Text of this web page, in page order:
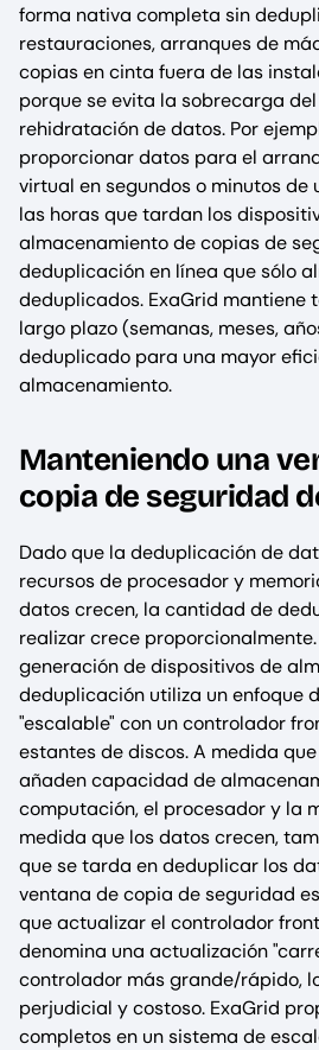
forma nativa completa sin
restauraciones, arranques de
copias en cinta fuera de las
porque se evita la sobrecarga
rehidratación de datos. Por
proporcionar datos para el
virtual en segundos o minutos de
las horas que tardan los
almacenamiento de copias de
deduplicación en línea que sólo
deduplicados. ExaGrid mantiene
largo plazo (semanas, meses,
deduplicado para una mayor
almacenamiento.
Manteniendo una
copia de seguridad
Dado que la deduplicación de
recursos de procesador y
datos crecen, la cantidad de
realizar crece
generación de dispositivos de
deduplicación utiliza un enfoque
"escalable" con un controlador
estantes de discos. A medida
añaden capacidad de
computación, el procesador y la
medida que los datos crecen,
que se tarda en deduplicar los
ventana de copia de seguridad
que actualizar el controlador
denomina una actualización
controlador más grande/rápido,
perjudicial y costoso. ExaGrid
completos en un sistema de